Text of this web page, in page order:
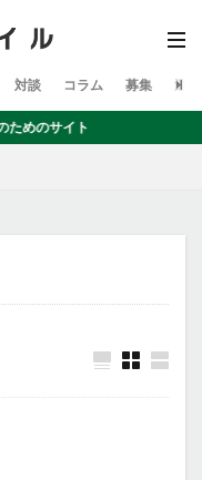
対談 コラム 募集 運
のサイト